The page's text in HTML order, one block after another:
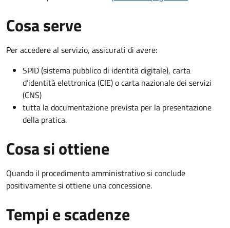
Cosa serve
Per accedere al servizio, assicurati di avere:
SPID (sistema pubblico di identità digitale), carta
d’identità elettronica (CIE) o carta nazionale dei servizi
(CNS)
tutta la documentazione prevista per la presentazione
della pratica.
Cosa si ottiene
Quando il procedimento amministrativo si conclude
positivamente si ottiene una concessione.
Tempi e scadenze